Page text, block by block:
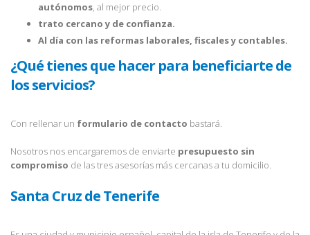
autónomos, al mejor precio.
trato cercano y de confianza.
Al día con las reformas laborales, fiscales y contables.
¿Qué tienes que hacer para beneficiarte de
los servicios?
Con rellenar un formulario de contacto bastará.
Nosotros nos encargaremos de enviarte presupuesto sin
compromiso de las tres asesorías más cercanas a tu domicilio.
Santa Cruz de Tenerife